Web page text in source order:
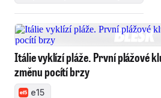
Itálie vyklízí pláže. První plážové
změnu pocítí brzy
e15